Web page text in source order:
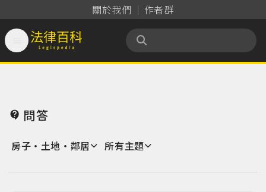
關於我們 作者群
法律百科 Legispedia
 問答
房子‧土地‧鄰居 所有主題